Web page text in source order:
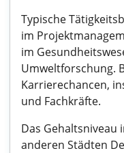
Typische
im
im
Umweltforschung.
Karrierechancen,
und Fachkräfte.
Das Gehaltsniveau
anderen Städten